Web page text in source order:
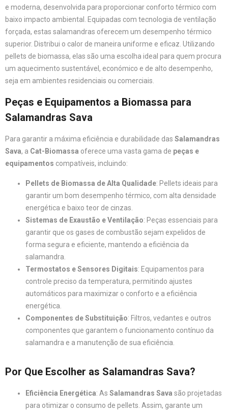
e moderna, desenvolvida para proporcionar conforto térmico com
baixo impacto ambiental. Equipadas com tecnologia de ventilação
forçada, estas salamandras oferecem um desempenho térmico
superior. Distribui o calor de maneira uniforme e eficaz. Utilizando
pellets de biomassa, elas são uma escolha ideal para quem procura
um aquecimento sustentável, económico e de alto desempenho,
seja em ambientes residenciais ou comerciais.
Peças e Equipamentos a Biomassa para
Salamandras Sava
Para garantir a máxima eficiência e durabilidade das Salamandras
Sava, a Cat-Biomassa oferece uma vasta gama de peças e
equipamentos compatíveis, incluindo:
Pellets de Biomassa de Alta Qualidade: Pellets ideais para
garantir um bom desempenho térmico, com alta densidade
energética e baixo teor de cinzas.
Sistemas de Exaustão e Ventilação: Peças essenciais para
garantir que os gases de combustão sejam expelidos de
forma segura e eficiente, mantendo a eficiência da
salamandra.
Termostatos e Sensores Digitais: Equipamentos para
controle preciso da temperatura, permitindo ajustes
automáticos para maximizar o conforto e a eficiência
energética.
Componentes de Substituição: Filtros, vedantes e outros
componentes que garantem o funcionamento contínuo da
salamandra e a manutenção de sua eficiência.
Por Que Escolher as Salamandras Sava?
Eficiência Energética: As Salamandras Sava são projetadas
para otimizar o consumo de pellets. Assim, garante um